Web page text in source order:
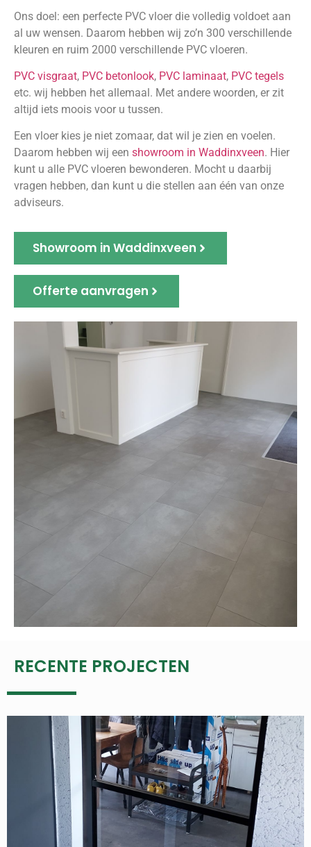
Ons doel: een perfecte PVC vloer die volledig voldoet aan
al uw wensen. Daarom hebben wij zo’n 300 verschillende
kleuren en ruim 2000 verschillende PVC vloeren.
PVC visgraat, PVC betonlook, PVC laminaat, PVC tegels
etc. wij hebben het allemaal. Met andere woorden, er zit
altijd iets moois voor u tussen.
Een vloer kies je niet zomaar, dat wil je zien en voelen.
Daarom hebben wij een showroom in Waddinxveen. Hier
kunt u alle PVC vloeren bewonderen. Mocht u daarbij
vragen hebben, dan kunt u die stellen aan één van onze
adviseurs.
Showroom in Waddinxveen
Offerte aanvragen
RECENTE PROJECTEN